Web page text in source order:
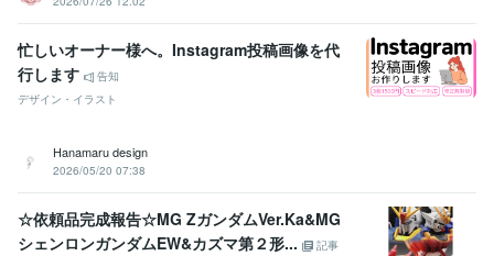
その他ツール
Slack:3年Chatwork:5年Zoom:5年Discord:5年Canva:5年
ChatGPT／生成AIツール:5年
得意分野
作） 広告運用サポート
ライダル・カスタマーサポート
美容業界 Web広告 ブライダル デザイン制作
SaaS／IT
教育・研修
子育て・ライフスタイ 人材・採用
ヘルスケア・フィット
官公庁・公共サービス
忙しいオーナー様へ。Instagram投稿画像を代
行します
告知
デザイン・イラスト
Hanamaru design
2026/05/20 07:38
☆依頼品完成報告☆MG ZガンダムVer.Ka&MG
シェンロンガンダムEW&カズマ第２形...
記事